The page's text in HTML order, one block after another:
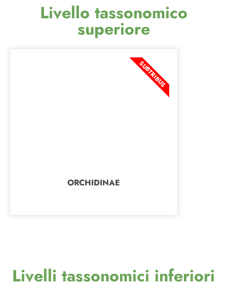
Livello tassonomico
superiore
ORCHIDINAE
SUBTRIBUS
Livelli tassonomici inferiori